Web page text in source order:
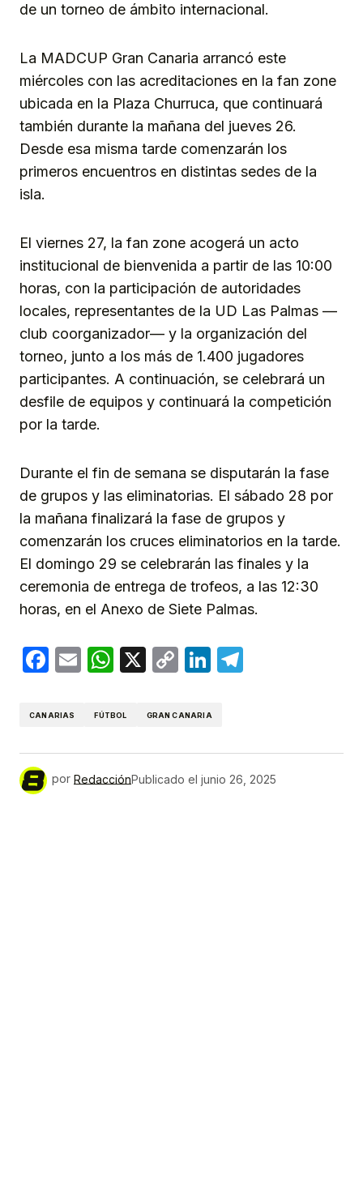
de un torneo de ámbito internacional.
La MADCUP Gran Canaria arrancó este
miércoles con las acreditaciones en la fan zone
ubicada en la Plaza Churruca, que continuará
también durante la mañana del jueves 26.
Desde esa misma tarde comenzarán los
primeros encuentros en distintas sedes de la
isla.
El viernes 27, la fan zone acogerá un acto
institucional de bienvenida a partir de las 10:00
horas, con la participación de autoridades
locales, representantes de la UD Las Palmas —
club coorganizador— y la organización del
torneo, junto a los más de 1.400 jugadores
participantes. A continuación, se celebrará un
desfile de equipos y continuará la competición
por la tarde.
Durante el fin de semana se disputarán la fase
de grupos y las eliminatorias. El sábado 28 por
la mañana finalizará la fase de grupos y
comenzarán los cruces eliminatorios en la tarde.
El domingo 29 se celebrarán las finales y la
ceremonia de entrega de trofeos, a las 12:30
horas, en el Anexo de Siete Palmas.
Facebook
EmailWhatsApp
X
CopyLinkedIn
CANARIAS FÚTBOL GRAN CANARIA
por RedacciónPublicado el junio 26, 2025